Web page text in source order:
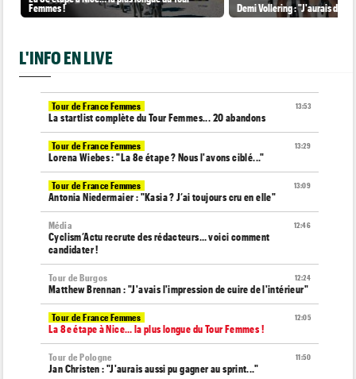
Femmes !
Demi Vollering : "J'aurais dû
L'INFO EN LIVE
13:53
Tour de France Femmes
La startlist complète du Tour Femmes... 20 abandons
13:29
Tour de France Femmes
Lorena Wiebes : "La 8e étape ? Nous l'avons ciblé..."
13:09
Tour de France Femmes
Antonia Niedermaier : "Kasia ? J’ai toujours cru en elle"
12:46
Média
Cyclism’Actu recrute des rédacteurs… voici comment
candidater !
12:24
Tour de Burgos
Matthew Brennan : "J'avais l'impression de cuire de l'intérieur"
12:05
Tour de France Femmes
La 8e étape à Nice… la plus longue du Tour Femmes !
11:50
Tour de Pologne
Jan Christen : "J'aurais aussi pu gagner au sprint..."